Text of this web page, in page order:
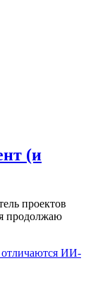
(и
проектов
продолжаю
отличаются ИИ-